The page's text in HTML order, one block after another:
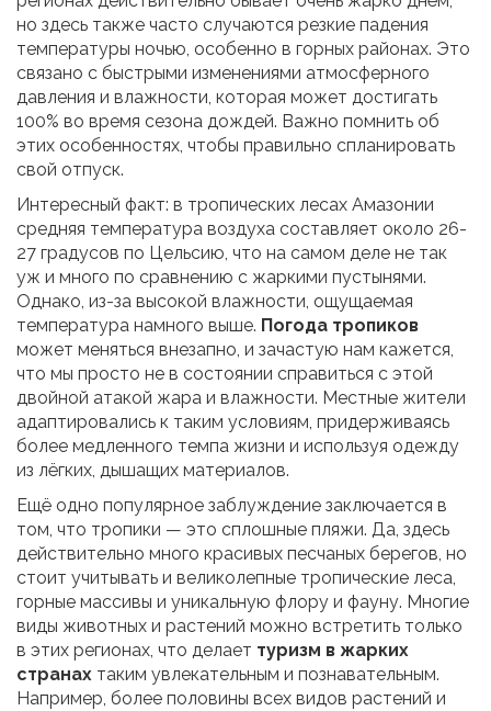
но здесь также часто случаются резкие падения
температуры ночью, особенно в горных районах. Это
связано с быстрыми изменениями атмосферного
давления и влажности, которая может достигать
100% во время сезона дождей. Важно помнить об
этих особенностях, чтобы правильно спланировать
свой отпуск.
Интересный факт: в тропических лесах Амазонии
средняя температура воздуха составляет около 26-
27 градусов по Цельсию, что на самом деле не так
уж и много по сравнению с жаркими пустынями.
Однако, из-за высокой влажности, ощущаемая
температура намного выше. Погода тропиков
может меняться внезапно, и зачастую нам кажется,
что мы просто не в состоянии справиться с этой
двойной атакой жара и влажности. Местные жители
адаптировались к таким условиям, придерживаясь
более медленного темпа жизни и используя одежду
из лёгких, дышащих материалов.
Ещё одно популярное заблуждение заключается в
том, что тропики — это сплошные пляжи. Да, здесь
действительно много красивых песчаных берегов, но
стоит учитывать и великолепные тропические леса,
горные массивы и уникальную флору и фауну. Многие
виды животных и растений можно встретить только
в этих регионах, что делает туризм в жарких
странах таким увлекательным и познавательным.
Например, более половины всех видов растений и